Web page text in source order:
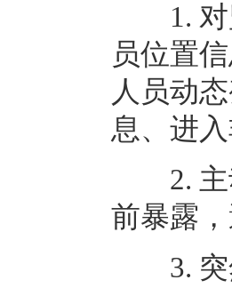
1. 对监
员位置
人员动
息、进
2. 主动
前暴露
3. 突然